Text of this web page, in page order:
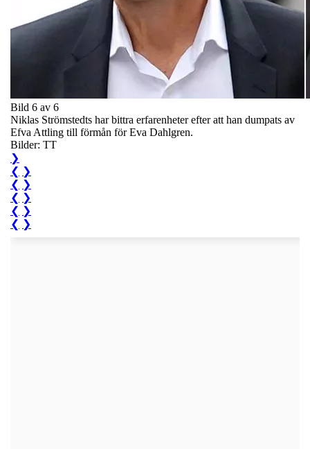
Bild 6 av 6
Niklas Strömstedts har bittra erfarenheter efter att han dumpats av
Efva Attling till förmån för Eva Dahlgren.
Bilder: TT
❯
❮ ❯
❮ ❯
❮ ❯
❮ ❯
❮ ❯